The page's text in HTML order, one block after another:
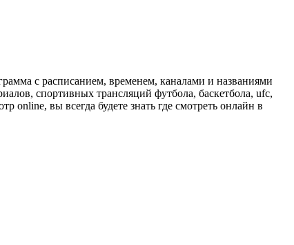
с расписанием, временем, каналами и названиями
спортивных трансляций футбола, баскетбола, ufc,
вы всегда будете знать где смотреть онлайн в